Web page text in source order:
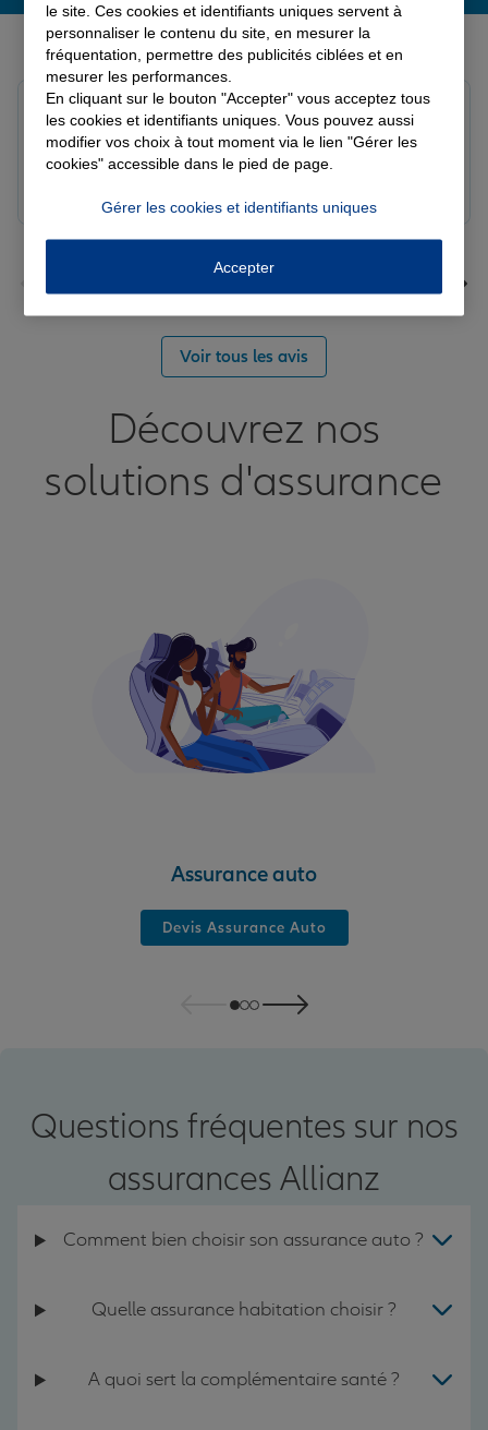
Derniers avis de nos agences Allianz
Note de 5 sur 5
Le 08/08/2026 - Agence PAVILLY
Bon suivi de mon sinistre, merci
Louis M.
Voir tous les avis
Découvrez nos
solutions d'assurance
Assurance auto
Devis Assurance Auto
Questions fréquentes sur nos
assurances Allianz
Comment bien choisir son assurance auto ?
Quelle assurance habitation choisir ?
A quoi sert la complémentaire santé ?
le site. Ces cookies et identifiants uniques servent à
personnaliser le contenu du site, en mesurer la
fréquentation, permettre des publicités ciblées et en
mesurer les performances.
En cliquant sur le bouton "Accepter" vous acceptez tous
les cookies et identifiants uniques. Vous pouvez aussi
modifier vos choix à tout moment via le lien "Gérer les
cookies" accessible dans le pied de page.
Gérer les cookies et identifiants uniques
Accepter